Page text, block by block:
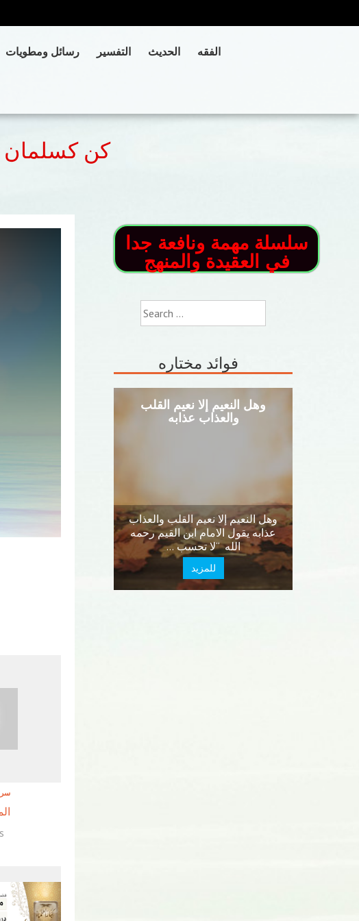
رسائل ومطويات التفسير الحديث الفقه
كن كسلمان
سر الاستشفاء بالقران‎
سلسلة مهمة ونافعة جدا
في العقيدة والمنهج
Search
for:
فوائد مختاره
وهل النعيم إلا نعيم القلب
والعذاب عذابه
وهل النعيم إلا نعيم القلب والعذاب
عذابه يقول الامام ابن القيم رحمه
الله “لا تحسب …
للمزيد